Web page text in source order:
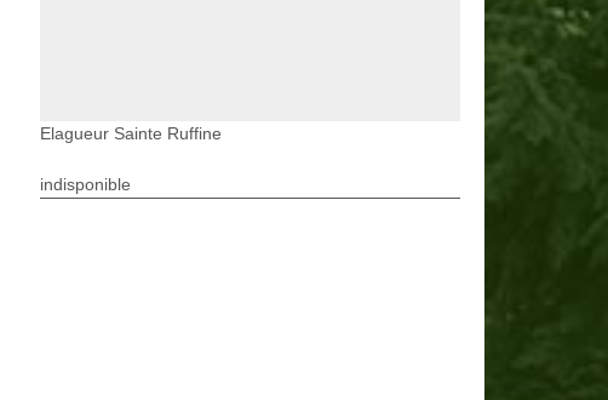
Elagueur Sainte Ruffine
indisponible